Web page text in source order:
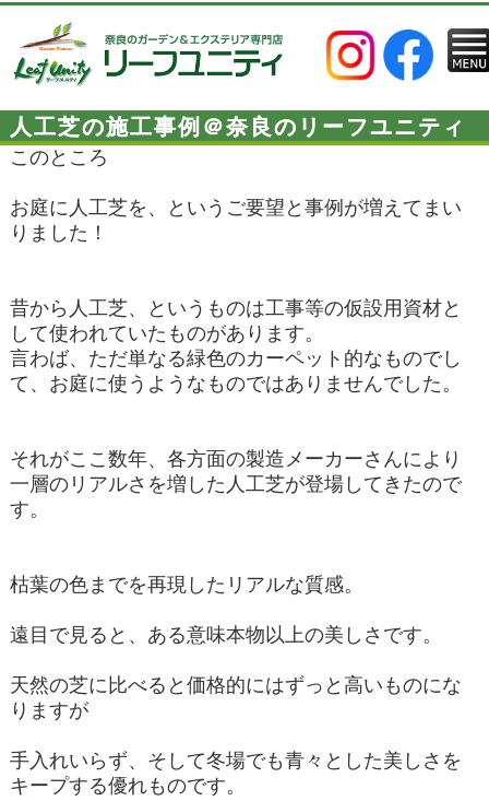
人工芝の施工事例＠奈良のリーフユニティ
このところ
お庭に人工芝を、というご要望と事例が増えてまい
りました！
昔から人工芝、というものは工事等の仮設用資材と
して使われていたものがあります。
言わば、ただ単なる緑色のカーペット的なものでし
て、お庭に使うようなものではありませんでした。
それがここ数年、各方面の製造メーカーさんにより
一層のリアルさを増した人工芝が登場してきたので
す。
枯葉の色までを再現したリアルな質感。
遠目で見ると、ある意味本物以上の美しさです。
天然の芝に比べると価格的にはずっと高いものにな
りますが
手入れいらず、そして冬場でも青々とした美しさを
キープする優れものです。